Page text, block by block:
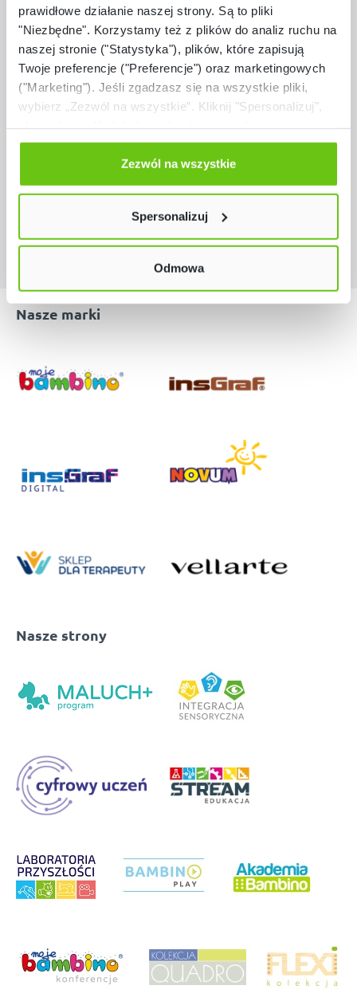
prawidłowe działanie naszej strony. Są to pliki
"Niezbędne". Korzystamy też z plików do analiz ruchu na
naszej stronie ("Statystyka"), plików, które zapisują
Twoje preferencje ("Preferencje") oraz marketingowych
("Marketing"). Jeśli zgadzasz się na wszystkie pliki,
wybierz „Zezwól na wszystkie”. Kliknij "Spersonalizuj",
Odmów zgody poprzez przycisk „Odmowa”. Wtedy
użyjemy tylko plików niezbędnych dla naszej strony.
Twój wybór możesz zmienić przez kliknięcie przycisku w
Polityce prywatności
Zezwól na wszystkie
Spersonalizuj
Odmowa
Dostępny
Blocco Mini zestaw 1
16 287,10 zł
Nasze marki
Nasze strony